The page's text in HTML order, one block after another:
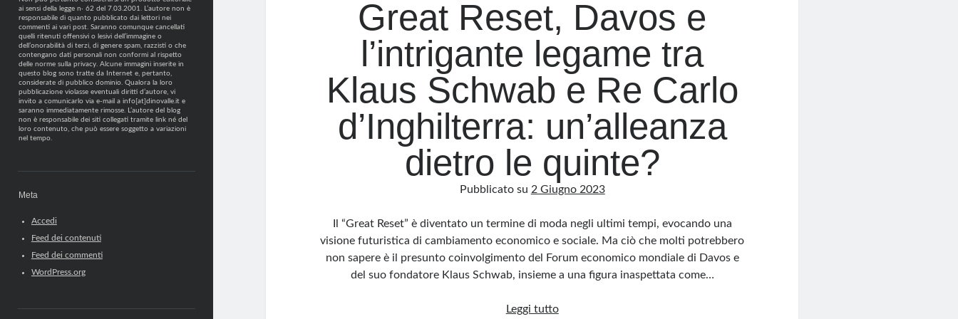
ai sensi della legge n· 62 del 7.03.2001. L’autore non è
responsabile di quanto pubblicato dai lettori nei
commenti ai vari post. Saranno comunque cancellati
quelli ritenuti offensivi o lesivi dell’immagine o
dell’onorabilità di terzi, di genere spam, razzisti o che
contengano dati personali non conformi al rispetto
delle norme sulla privacy. Alcune immagini inserite in
questo blog sono tratte da Internet e, pertanto,
considerate di pubblico dominio. Qualora la loro
pubblicazione violasse eventuali diritti d’autore, vi
invito a comunicarlo via e-mail a info[at]dinovalle.it e
saranno immediatamente rimosse. L’autore del blog
non è responsabile dei siti collegati tramite link né del
loro contenuto, che può essere soggetto a variazioni
nel tempo.
Meta
Accedi
Feed dei contenuti
Feed dei commenti
WordPress.org
Great Reset, Davos e
l’intrigante legame tra
Klaus Schwab e Re Carlo
d’Inghilterra: un’alleanza
dietro le quinte?
Pubblicato su 2 Giugno 2023
Il “Great Reset” è diventato un termine di moda negli ultimi tempi, evocando una
visione futuristica di cambiamento economico e sociale. Ma ciò che molti potrebbero
non sapere è il presunto coinvolgimento del Forum economico mondiale di Davos e
del suo fondatore Klaus Schwab, insieme a una figura inaspettata come…
Leggi tuttoGreat